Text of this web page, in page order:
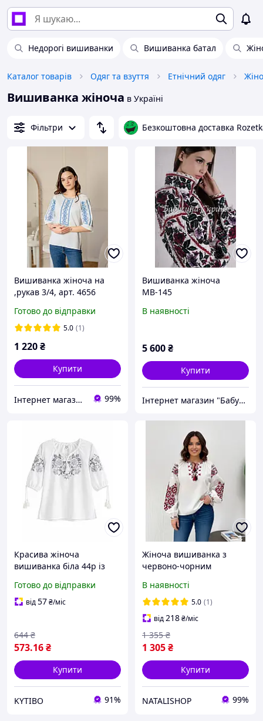
Недорогі вишиванки Вишиванка батал
Каталог товарів Одяг та взуття Етнічний одяг
Вишиванка жіноча в Україні
Фільтри Безкоштовна доставка
Вишиванка жіноча на
,рукав 3/4, арт. 4656
Готово до відправки
5.0 (1)
1 220₴
Купити
Інтернет магазин "Вишиванка.Nет" 99%
Вишиванка жіноча
МВ-145
В наявності
5 600₴
Купити
Інтернет магазин "Бабусина Скриня"
Красива жіноча
вишиванка біла 44р із
китицями
Готово до відправки
від57₴/міс
573.16₴
644 ₴
Купити
KYTIBO 91%
Жіноча вишиванка з
червоно-чорним
біла вишита блуза з
пишними рукавами, S, М,
L
В наявності
5.0 (1)
від218₴/міс
1 305₴
1 355 ₴
Купити
NATALISHOP 99%